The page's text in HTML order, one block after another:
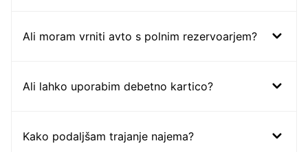
Ali moram vrniti avto s polnim rezervoarjem?
Ali lahko uporabim debetno kartico?
Kako podaljšam trajanje najema?